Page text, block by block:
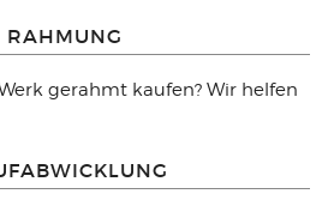
RAHMUNG
gerahmt kaufen? Wir helfen